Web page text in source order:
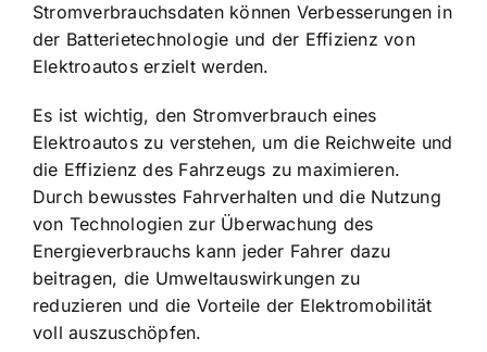
Stromverbrauchsdaten können Verbesserungen in
der Batterietechnologie und der Effizienz von
Elektroautos erzielt werden.
Es ist wichtig, den Stromverbrauch eines
Elektroautos zu verstehen, um die Reichweite und
die Effizienz des Fahrzeugs zu maximieren.
Durch bewusstes Fahrverhalten und die Nutzung
von Technologien zur Überwachung des
Energieverbrauchs kann jeder Fahrer dazu
beitragen, die Umweltauswirkungen zu
reduzieren und die Vorteile der Elektromobilität
voll auszuschöpfen.